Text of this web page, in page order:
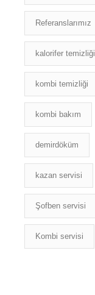
Referanslarımız
kalorifer temizliği
kombi temizliği
kombi bakım
demirdöküm
kazan servisi
Şofben servisi
Kombi servisi